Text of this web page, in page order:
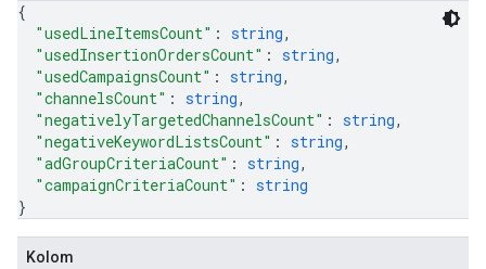
{
"usedLineItemsCount" : string,
"usedInsertionOrdersCount" : string,
"usedCampaignsCount" : string,
"channelsCount" : string,
"negativelyTargetedChannelsCount" : string,
"negativeKeywordListsCount" : string,
"adGroupCriteriaCount" : string,
"campaignCriteriaCount" : string
}
Kolom